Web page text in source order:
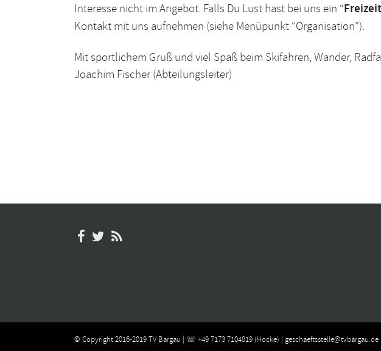
Interesse nicht im Angebot. Falls Du Lust hast bei uns ein “Freizeit
Kontakt mit uns aufnehmen (siehe Menüpunkt “Organisation”).
Mit sportlichem Gruß und viel Spaß beim Skifahren, Wander,
Joachim Fischer (Abteilungsleiter)
© Copyright 2016-2019 TV Bargau | ☏ +49 7173 7104819 (Hocke) | geschaeftsstelle@tvbargau.de